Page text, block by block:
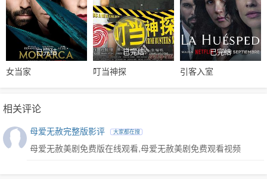
已完结
女当家
已完结
叮当神探
已完结
引客入室
相关评论
母爱无赦完整版影评 大家都在搜
母爱无赦美剧免费版在线观看,母爱无赦美剧免费观看视频